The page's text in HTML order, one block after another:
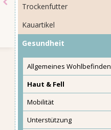
Trockenfutter
Kauartikel
Gesundheit
Allgemeines Wohlbefinden
Haut & Fell
Mobilität
Unterstützung